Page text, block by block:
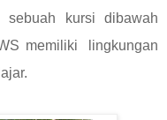
kursi dibawah
memiliki lingkungan